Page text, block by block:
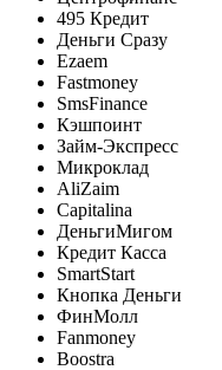
495 Кредит
Деньги Сразу
Ezaem
Fastmoney
SmsFinance
Кэшпоинт
Займ-Экспресс
Микроклад
AliZaim
Capitalina
ДеньгиМигом
Кредит Касса
SmartStart
Кнопка Деньги
ФинМолл
Fanmoney
Boostra